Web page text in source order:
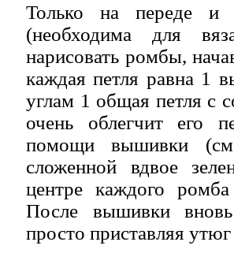
Только на переде и
(необходима для
нарисовать ромбы,
каждая петля равна 1
углам 1 общая петля с
очень облегчит его
помощи вышивки
сложенной вдвое
центре каждого
После вышивки
просто приставляя